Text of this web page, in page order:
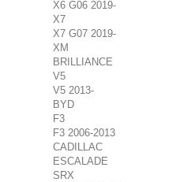
X6 G06 2019-
X7
X7 G07 2019-
XM
BRILLIANCE
V5
V5 2013-
BYD
F3
F3 2006-2013
CADILLAC
ESCALADE
SRX